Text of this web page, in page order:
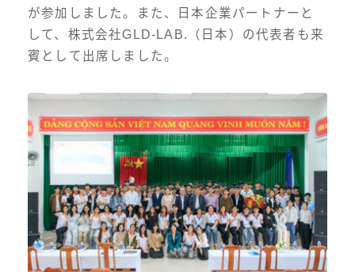
が参加しました。また、日本企業パートナーと
して、株式会社GLD-LAB.（日本）の代表者も来
賓として出席しました。